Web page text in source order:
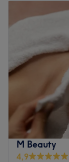
M Beauty
4,9